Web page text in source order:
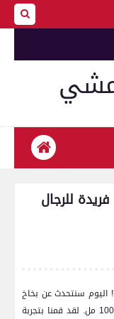
للرجال
اليوم سنتحدث عن بخاخ
‍ديكلاريشن او دي تواليت‌ من كارتير للرجال بسعة 100 مل. لقد قمنا بتجربة